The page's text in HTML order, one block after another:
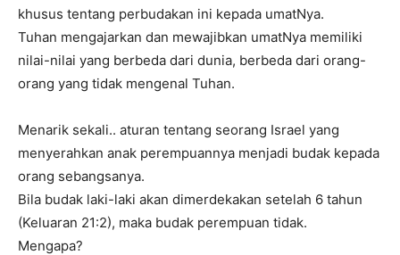
khusus tentang perbudakan ini kepada umatNya.
Tuhan mengajarkan dan mewajibkan umatNya memiliki
nilai-nilai yang berbeda dari dunia, berbeda dari orang-
orang yang tidak mengenal Tuhan.
Menarik sekali.. aturan tentang seorang Israel yang
menyerahkan anak perempuannya menjadi budak kepada
orang sebangsanya.
Bila budak laki-laki akan dimerdekakan setelah 6 tahun
(Keluaran 21:2), maka budak perempuan tidak.
Mengapa?